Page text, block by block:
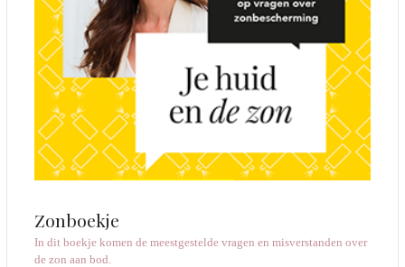
Zonboekje
In dit boekje komen de meestgestelde vragen en misverstanden over
de zon aan bod.